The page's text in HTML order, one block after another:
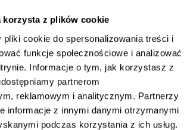
korzysta z plików cookie
cookie do spersonalizowania treści i
funkcje społecznościowe i analizować
Informacje o tym, jak korzystasz z
partnerom
reklamowym i analitycznym. Partnerzy
informacje z innymi danymi otrzymanymi
podczas korzystania z ich usług.